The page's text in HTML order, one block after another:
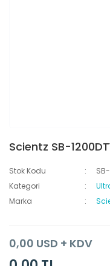
Scientz SB-
Stok Kodu
Kategori
Marka
0,00 USD + KDV